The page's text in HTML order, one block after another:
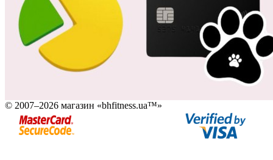
© 2007–2026 магазин «bhfitness.ua™»